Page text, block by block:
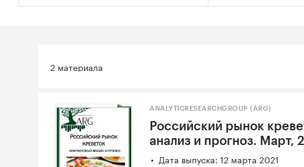
2 материала
ANALYTICRESEARCHGROUP (ARG)
Российский рынок
анализ и прогноз. Март,
Дата выпуска: 12 марта 2021